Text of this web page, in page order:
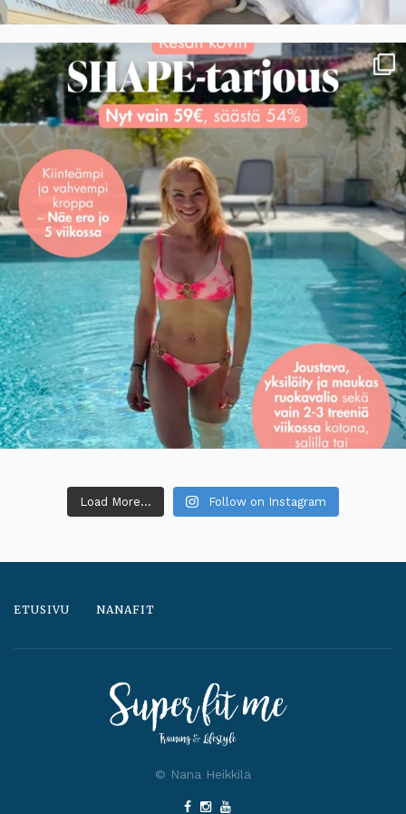
Load More... Follow on Instagram
ETUSIVU NANAFIT
© Nana Heikkilä